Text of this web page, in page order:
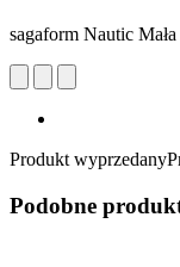
sagaform Nautic
Produkt wyprzedany
Podobne